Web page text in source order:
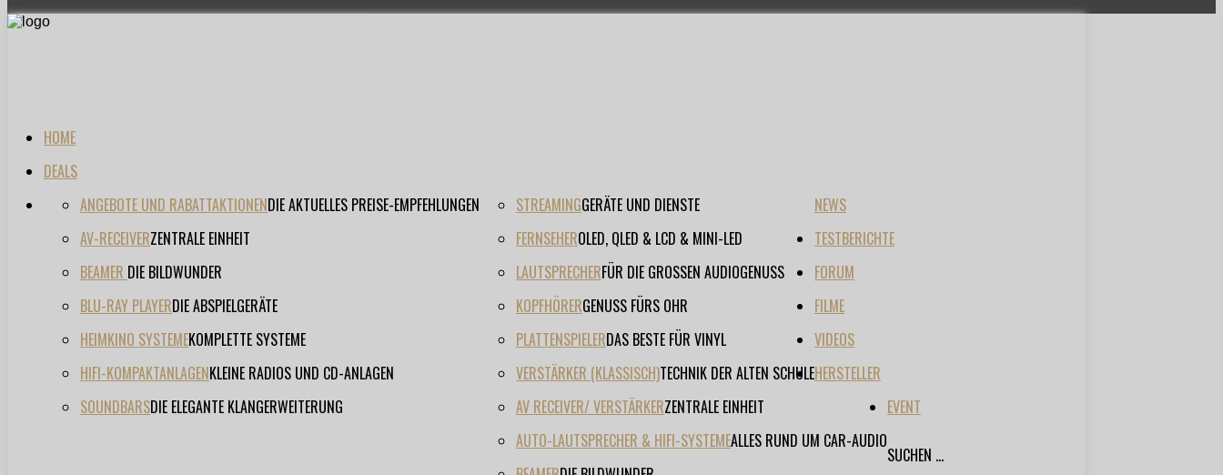
HOME
DEALS
NEWS
ANGEBOTE UND RABATTAKTIONENDIE AKTUELLES PREISE-EMPFEHLUNGEN
AV-RECEIVERZENTRALE EINHEIT
BEAMER DIE BILDWUNDER
BLU-RAY PLAYERDIE ABSPIELGERÄTE
HEIMKINO SYSTEMEKOMPLETTE SYSTEME
HIFI-KOMPAKTANLAGENKLEINE RADIOS UND CD-ANLAGEN
SOUNDBARSDIE ELEGANTE KLANGERWEITERUNG
STREAMINGGERÄTE UND DIENSTE
FERNSEHEROLED, QLED & LCD & MINI-LED
LAUTSPRECHERFÜR DIE GROSSEN AUDIOGENUSS
KOPFHÖRERGENUSS FÜRS OHR
PLATTENSPIELERDAS BESTE FÜR VINYL
VERSTÄRKER (KLASSISCH)TECHNIK DER ALTEN SCHULE
TESTBERICHTE
AV RECEIVER/ VERSTÄRKERZENTRALE EINHEIT
AUTO-LAUTSPRECHER & HIFI-SYSTEMEALLES RUND UM CAR-AUDIO
FORUM
FILME
VIDEOS
HERSTELLER
EVENT
SUCHEN ...